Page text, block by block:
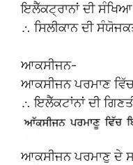
ਇਲੈੱਕਟ੍ਰਾਨਾਂ ਦੀ
∴ ਸਿਲੀਕਾਨ ਦੀ
ਆਕਸੀਜਨ-
ਆਕਸੀਜਨ ਪਰਮਾਣ ਵਿੱਚ
∴ ਇਲੈੱਕਟਾਂਨਾਂ ਦੀ
ਆਕਸੀਜਨ ਪਰਮਾਣੁ ਦੇ